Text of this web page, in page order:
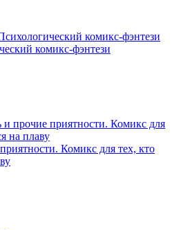
комикс-фэнтези
Комикс для тех, кто